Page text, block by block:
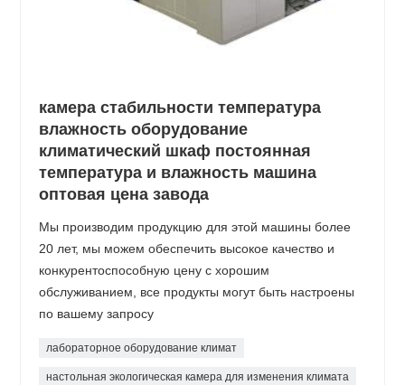
камера стабильности температура
влажность оборудование
климатический шкаф постоянная
температура и влажность машина
оптовая цена завода
Мы производим продукцию для этой машины более
20 лет, мы можем обеспечить высокое качество и
конкурентоспособную цену с хорошим
обслуживанием, все продукты могут быть настроены
по вашему запросу
лабораторное оборудование климат
настольная экологическая камера для изменения климата